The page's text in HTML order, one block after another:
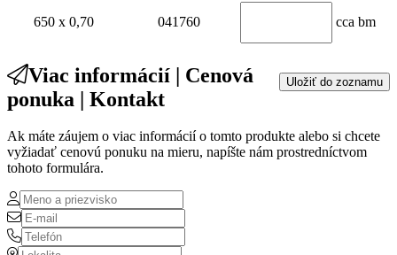
650 x 0,70 041760 cca bm
Uložiť do zoznamu
Viac informácií | Cenová
ponuka | Kontakt
Ak máte záujem o viac informácií o tomto produkte alebo si chcete
vyžiadať cenovú ponuku na mieru, napíšte nám prostredníctvom
tohoto formulára.